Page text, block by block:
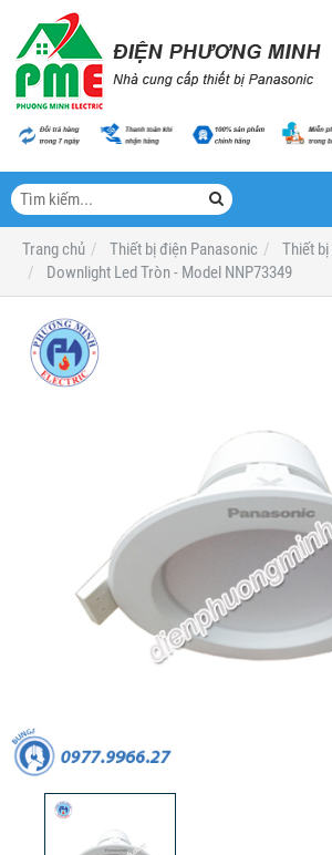
Trang chủ
Thiết bị điện Panasonic
Thiết
Downlight Led Tròn - Model NNP73349